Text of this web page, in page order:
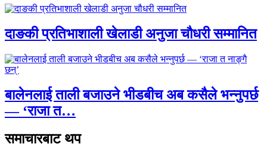
दाङकी प्रतिभाशाली खेलाडी अनुजा चौधरी सम्मानित
बालेनलाई ताली बजाउने भीडबीच अब कसैले भन्नुपर्छ
— ‘राजा त…
समाचारबाट थप